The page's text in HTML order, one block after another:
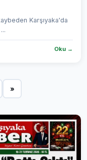
Karşıyaka'da
Oku →
»